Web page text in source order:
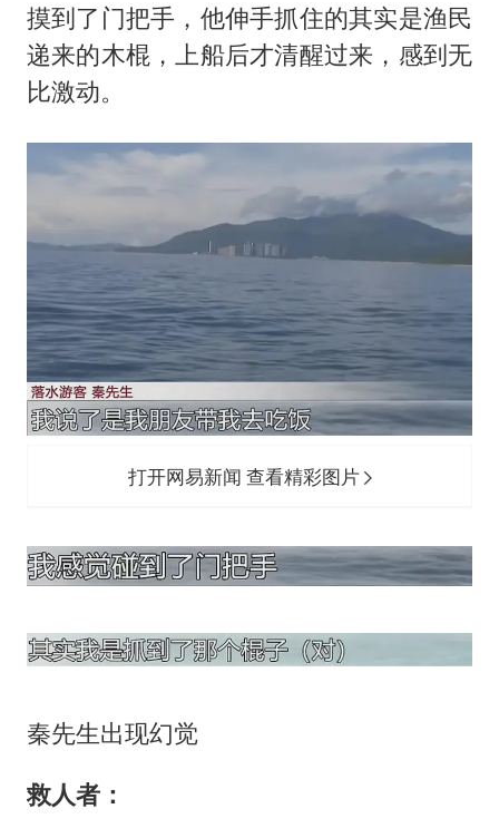
摸到了门把手，他伸手抓住的其实是渔民
递来的木棍，上船后才清醒过来，感到无
比激动。
打开网易新闻 查看精彩图片
秦先生出现幻觉
救人者：